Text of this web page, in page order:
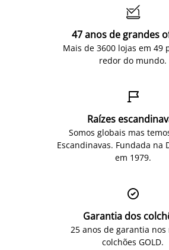

47 anos de grandes
Mais de 3600 lojas em 49
redor do mundo.

Raízes
Somos globais mas
Escandinavas. Fundada na
em 1979.

Garantia dos
25 anos de garantia nos
colchões GOLD.